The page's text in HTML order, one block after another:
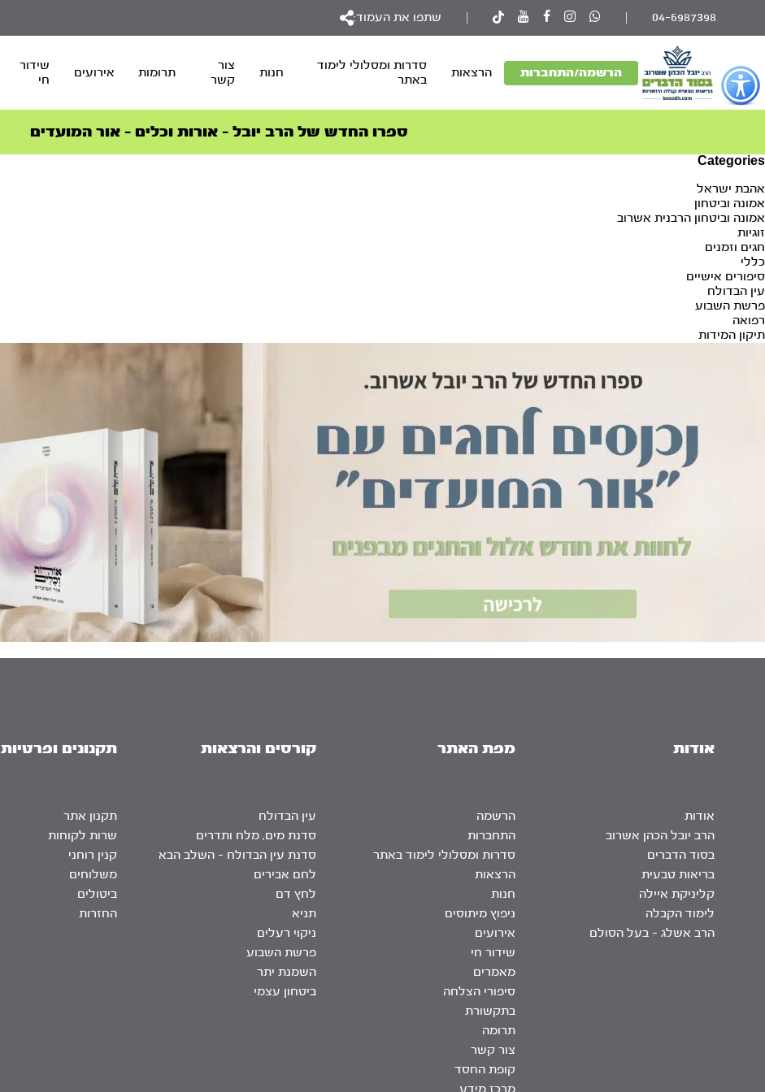
כפתור
לפתיחת
תפריט
נגישות
04-6987398 שתפו את העמוד:
הרשמה/התחברות הרצאות
סדרות ומסלולי לימוד
באתר
חנות
צור
קשר
תרומות אירועים
שידור
חי
סדרות הפודקאסטים
הסדרה המובילה החודש – דרך המלך
ספרו החדש של הרב יובל – אורות וכלים – אור המועדים
הצטרפו למהפכת הבריאות הטבעית >
סדרות הפודקאסטים
הסדרה המובילה החודש – דרך המלך
תוכן
Categories
אהבת ישראל
אמונה וביטחון
אמונה וביטחון הרבנית אשרוב
זוגיות
חגים וזמנים
כללי
סיפורים אישיים
עין הבדולח
פרשת השבוע
רפואה
תיקון המידות
אודות
אודות
הרב יובל הכהן אשרוב
בסוד הדברים
בריאות טבעית
קליניקת איילה
לימוד הקבלה
הרב אשלג – בעל הסולם
מפת האתר
הרשמה
התחברות
סדרות ומסלולי לימוד באתר
הרצאות
חנות
ניפוץ מיתוסים
אירועים
שידור חי
מאמרים
סיפורי הצלחה
בתקשורת
תרומה
צור קשר
קופת החסד
מרכז מידע
קורסים והרצאות
עין הבדולח
סדנת מים, מלח ותדרים
סדנת עין הבדולח – השלב הבא
לחם אבירים
לחץ דם
תניא
ניקוי רעלים
פרשת השבוע
השמנת יתר
ביטחון עצמי
תקנונים ופרטיות
תקנון אתר
שרות לקוחות
קנין רוחני
משלוחים
ביטולים
החזרות